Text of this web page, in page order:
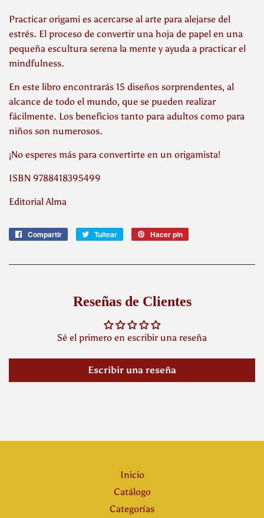
Practicar origami es acercarse al arte para alejarse del
estrés. El proceso de convertir una hoja de papel en una
pequeña escultura serena la mente y ayuda a practicar el
mindfulness.
En este libro encontrarás 15 diseños sorprendentes, al
alcance de todo el mundo, que se pueden realizar
fácilmente. Los beneficios tanto para adultos como para
niños son numerosos.
¡No esperes más para convertirte en un origamista!
‍ISBN 9788418395499
Editorial Alma
Compartir
CompartirTuitear
Tuitear Hacer pin
Reseñas de Clientes
Sé el primero en escribir una reseña
Escribir una reseña
Inicio
Catálogo
Categorías